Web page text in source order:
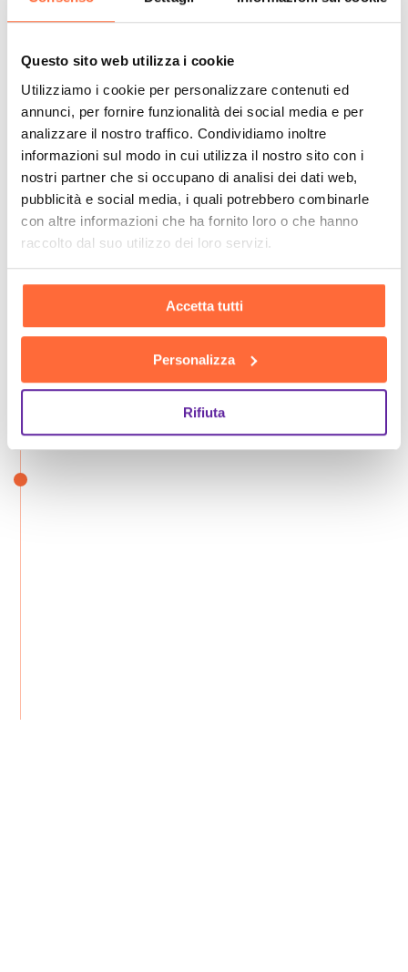
Questo sito web utilizza i cookie
Utilizziamo i cookie per personalizzare contenuti ed
annunci, per fornire funzionalità dei social media e per
analizzare il nostro traffico. Condividiamo inoltre
informazioni sul modo in cui utilizza il nostro sito con i
nostri partner che si occupano di analisi dei dati web,
pubblicità e social media, i quali potrebbero combinarle
con altre informazioni che ha fornito loro o che hanno
raccolto dal suo utilizzo dei loro servizi.
Accetta tutti
Personalizza
Rifiuta